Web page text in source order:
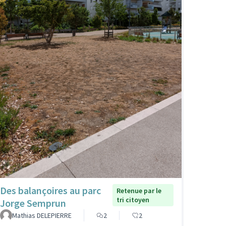
Des balançoires au parc
Jorge Semprun
Retenue par le
tri citoyen
Mathias DELEPIERRE
2 2